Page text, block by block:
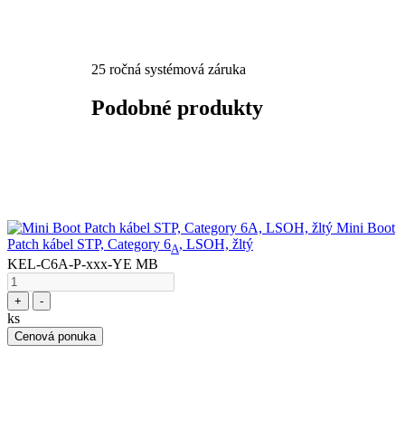
25 ročná systémová záruka
Podobné produkty
Mini Boot
Patch kábel STP, Category 6A, LSOH, žltý
KEL-C6A-P-xxx-YE MB
+ -
ks
Cenová ponuka